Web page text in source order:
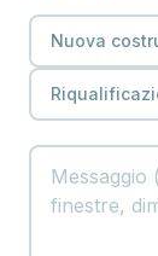
Nuova